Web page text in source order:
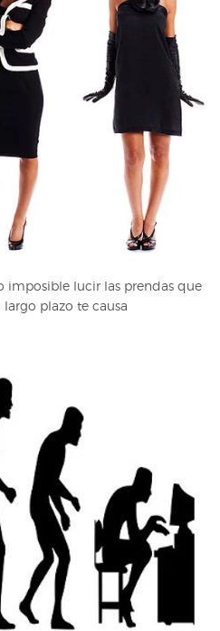
imposible lucir las prendas que
plazo te causa